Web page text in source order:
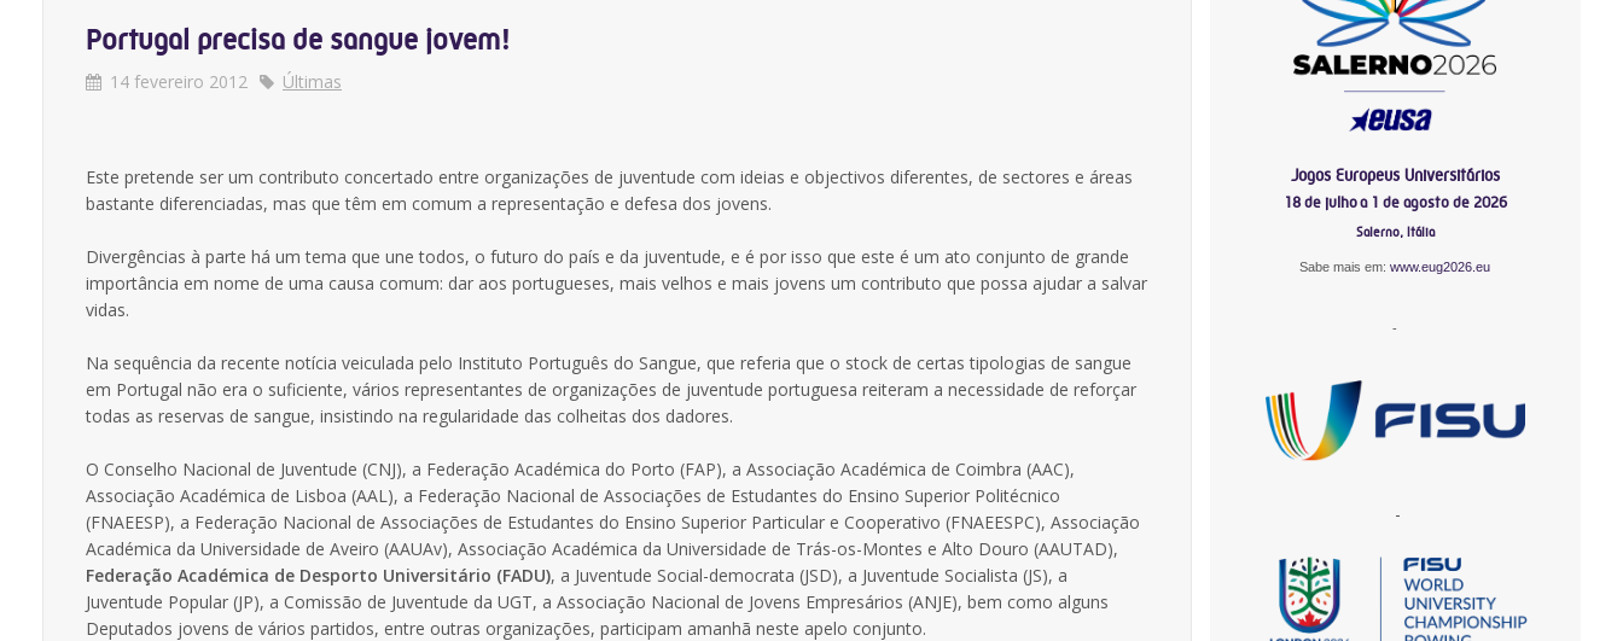
Portugal precisa de sangue jovem!
14 fevereiro 2012 Últimas
Este pretende ser um contributo concertado entre organizações de juventude com ideias e objectivos diferentes, de sectores e áreas
bastante diferenciadas, mas que têm em comum a representação e defesa dos jovens.
Divergências à parte há um tema que une todos, o futuro do país e da juventude, e é por isso que este é um ato conjunto de grande
importância em nome de uma causa comum: dar aos portugueses, mais velhos e mais jovens um contributo que possa ajudar a salvar
vidas.
Na sequência da recente notícia veiculada pelo Instituto Português do Sangue, que referia que o stock de certas tipologias de sangue
em Portugal não era o suficiente, vários representantes de organizações de juventude portuguesa reiteram a necessidade de reforçar
todas as reservas de sangue, insistindo na regularidade das colheitas dos dadores.
O Conselho Nacional de Juventude (CNJ), a Federação Académica do Porto (FAP), a Associação Académica de Coimbra (AAC),
Associação Académica de Lisboa (AAL), a Federação Nacional de Associações de Estudantes do Ensino Superior Politécnico
(FNAEESP), a Federação Nacional de Associações de Estudantes do Ensino Superior Particular e Cooperativo (FNAEESPC), Associação
Académica da Universidade de Aveiro (AAUAv), Associação Académica da Universidade de Trás-os-Montes e Alto Douro (AAUTAD),
Federação Académica de Desporto Universitário (FADU), a Juventude Social-democrata (JSD), a Juventude Socialista (JS), a
Juventude Popular (JP), a Comissão de Juventude da UGT, a Associação Nacional de Jovens Empresários (ANJE), bem como alguns
Deputados jovens de vários partidos, entre outras organizações, participam amanhã neste apelo conjunto.
Jogos Europeus Universitários
18 de julho a 1 de agosto de 2026
Salerno, Itália
Sabe mais em:www.eug2026.eu
-
-